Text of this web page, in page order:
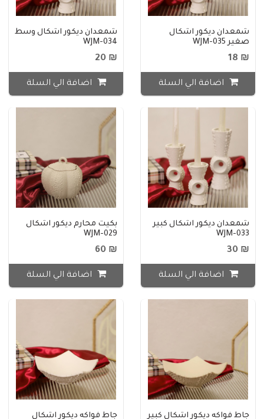
شمعدان ديكور اشكال
صغير WJM-035
₪ 18
اضافة الي السلة
شمعدان ديكور اشكال وسط
WJM-034
₪ 20
اضافة الي السلة
شمعدان ديكور اشكال كبير
WJM-033
₪ 30
اضافة الي السلة
بكيت محارم ديكور اشكال
WJM-029
₪ 60
اضافة الي السلة
جاط فواكه ديكور اشكال كبير جاط فواكه ديكور اشكال